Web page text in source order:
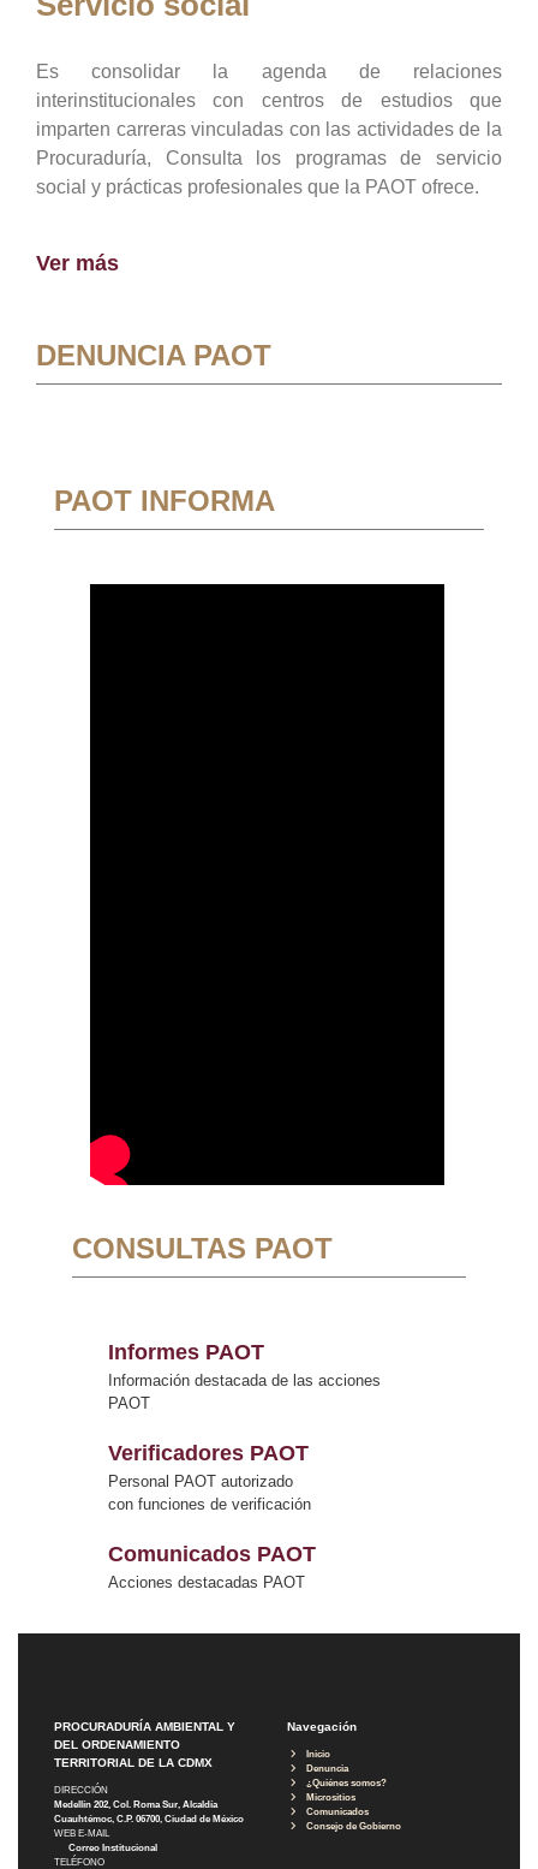
Es consolidar la agenda de relaciones
interinstitucionales con centros de estudios que
imparten carreras vinculadas con las actividades de la
Procuraduría, Consulta los programas de servicio
social y prácticas profesionales que la PAOT ofrece.
Ver más
DENUNCIA PAOT
PAOT INFORMA
CONSULTAS PAOT
Informes PAOT
Información destacada de las acciones
PAOT
Verificadores PAOT
Personal PAOT autorizado
con funciones de verificación
Comunicados PAOT
Acciones destacadas PAOT
PROCURADURÍA AMBIENTAL Y
DEL ORDENAMIENTO
TERRITORIAL DE LA CDMX
DIRECCIÓN
Medellín 202, Col. Roma Sur, Alcaldía
Cuauhtémoc, C.P. 06700, Ciudad de México
WEB E-MAIL
Correo Institucional
TELÉFONO
Navegación
Inicio
Denuncia
¿Quiénes somos?
Micrositios
Comunicados
Consejo de Gobierno